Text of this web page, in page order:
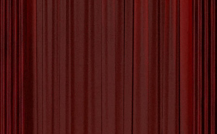
Ontdek je Creativiteit:
Inspirerende Creatieve
Workshops voor Vrouwen
Creatieve Workshops voor Vrouwen: Ontdek en
Ontwikkel je Talent Voor vrouwen die op zoek
zijn naar een creatieve uitlaatklep en willen
groeien in hun artistieke vaardigheden, zijn